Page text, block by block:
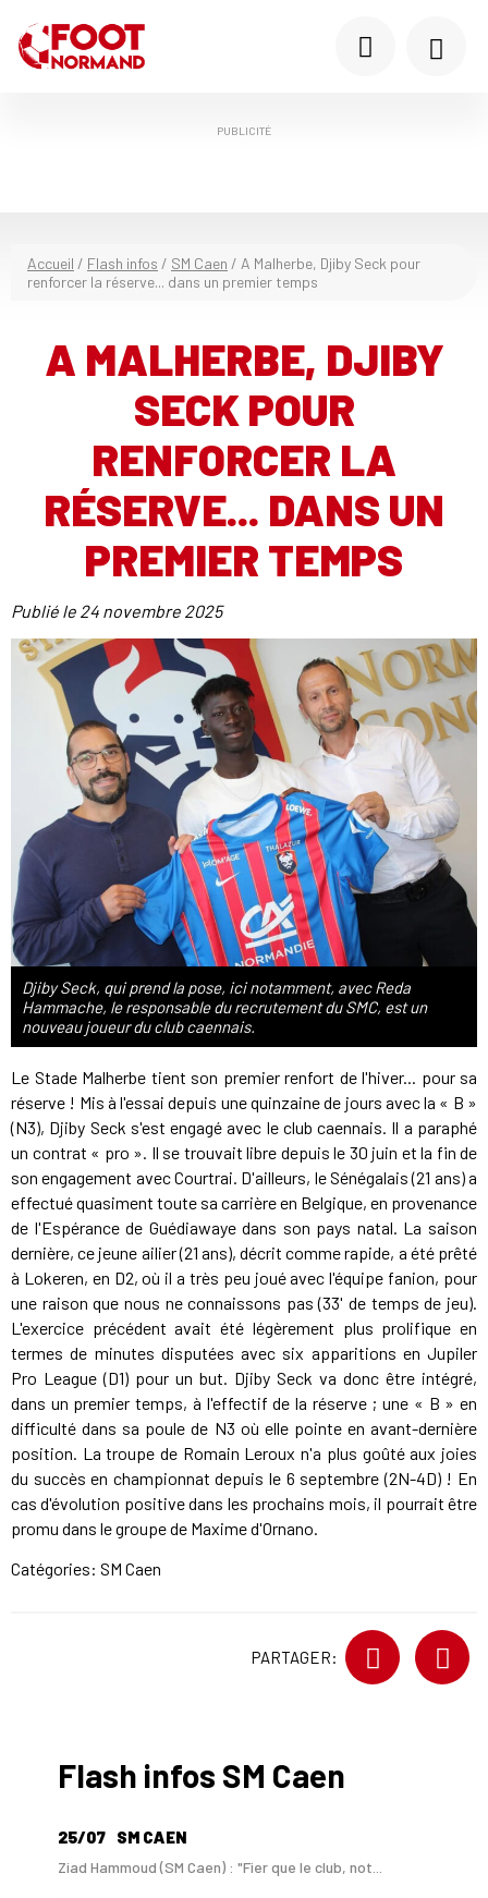
PUBLICITÉ
Accueil / Flash infos / SM Caen / A Malherbe, Djiby Seck pour
renforcer la réserve... dans un premier temps
A MALHERBE, DJIBY
SECK POUR
RENFORCER LA
RÉSERVE... DANS UN
PREMIER TEMPS
Publié le 24 novembre 2025
Djiby Seck, qui prend la pose, ici notamment, avec Reda
Hammache, le responsable du recrutement du SMC, est un
nouveau joueur du club caennais.
Le Stade Malherbe tient son premier renfort de l'hiver... pour sa
réserve ! Mis à l'essai depuis une quinzaine de jours avec la « B »
(N3), Djiby Seck s'est engagé avec le club caennais. Il a paraphé
un contrat « pro ». Il se trouvait libre depuis le 30 juin et la fin de
son engagement avec Courtrai. D'ailleurs, le Sénégalais (21 ans) a
effectué quasiment toute sa carrière en Belgique, en provenance
de l'Espérance de Guédiawaye dans son pays natal. La saison
dernière, ce jeune ailier (21 ans), décrit comme rapide, a été prêté
à Lokeren, en D2, où il a très peu joué avec l'équipe fanion, pour
une raison que nous ne connaissons pas (33' de temps de jeu).
L'exercice précédent avait été légèrement plus prolifique en
termes de minutes disputées avec six apparitions en Jupiler
Pro League (D1) pour un but. Djiby Seck va donc être intégré,
dans un premier temps, à l'effectif de la réserve ; une « B » en
difficulté dans sa poule de N3 où elle pointe en avant-dernière
position. La troupe de Romain Leroux n'a plus goûté aux joies
du succès en championnat depuis le 6 septembre (2N-4D) ! En
cas d'évolution positive dans les prochains mois, il pourrait être
promu dans le groupe de Maxime d'Ornano.
Catégories: SM Caen
PARTAGER:
Flash infos SM Caen
25/07 SM CAEN
Ziad Hammoud (SM Caen) : "Fier que le club, not...